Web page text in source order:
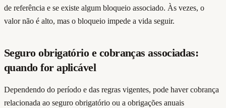
de referência e se existe algum bloqueio associado. Às vezes, o
valor não é alto, mas o bloqueio impede a vida seguir.
Seguro obrigatório e cobranças associadas:
quando for aplicável
Dependendo do período e das regras vigentes, pode haver cobrança
relacionada ao seguro obrigatório ou a obrigações anuais